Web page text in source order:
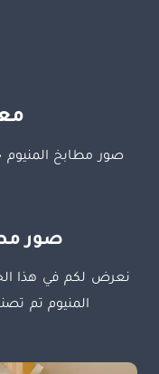
صور مطابخ المنيوم
صور
نعرض لكم في هذا
المنيوم تم